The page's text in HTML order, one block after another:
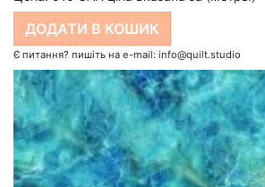
Є питання? пишіть на e-mail: info@quilt.studio